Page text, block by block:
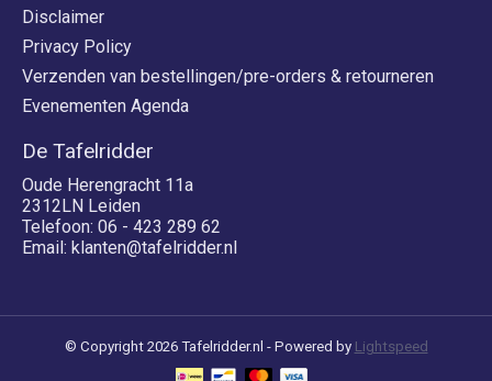
Disclaimer
Privacy Policy
Verzenden van bestellingen/pre-orders & retourneren
Evenementen Agenda
De Tafelridder
Oude Herengracht 11a
2312LN Leiden
Telefoon: 06 - 423 289 62
Email: klanten@tafelridder.nl
© Copyright 2026 Tafelridder.nl - Powered by Lightspeed